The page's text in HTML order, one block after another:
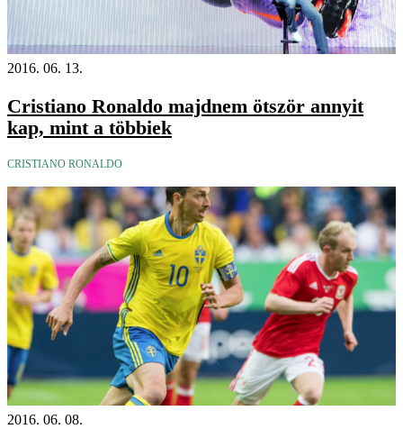
2016. 06. 13.
Cristiano Ronaldo majdnem ötször annyit
kap, mint a többiek
CRISTIANO RONALDO
2016. 06. 08.